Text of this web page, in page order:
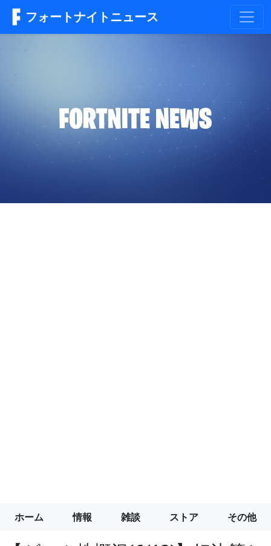
フォートナイトニュース
ホーム 情報 雑談 ストア その他